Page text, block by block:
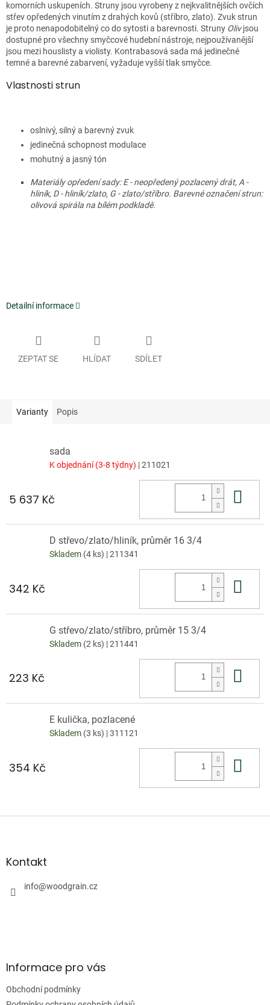
komorních uskupeních. Struny jsou vyrobeny z nejkvalitnějších ovčích
střev opředených vinutím z drahých kovů (stříbro, zlato). Zvuk strun
je proto nenapodobitelný co do sytosti a barevnosti. Struny Olivjsou
dostupné pro všechny smyčcové hudební nástroje, nejpoužívanější
jsou mezi houslisty a violisty. Kontrabasová sada má jedinečné
temné a barevné zabarvení, vyžaduje vyšší tlak smyčce.
Vlastnosti strun
oslnivý, silný a barevný zvuk
jedinečná schopnost modulace
mohutný a jasný tón
Materiály opředení sady: E - neopředený pozlacený drát, A -
hliník, D - hliník/zlato, G - zlato/stříbro. Barevné označení strun:
olivová spirála na bílém podkladě.
Detailní informace
ZEPTAT SE HLÍDAT SDÍLET
Varianty Popis
sada
K objednání (3-8 týdny) | 211021
5 637 Kč
D střevo/zlato/hliník, průměr 16 3/4
Skladem (4 ks) | 211341
342 Kč
G střevo/zlato/stříbro, průměr 15 3/4
Skladem (2 ks) | 211441
223 Kč
E kulička, pozlacené
Skladem (3 ks) | 311121
354 Kč
Z
aKontakt
info@woodgrain.cz
Informace pro vás
Obchodní podmínky